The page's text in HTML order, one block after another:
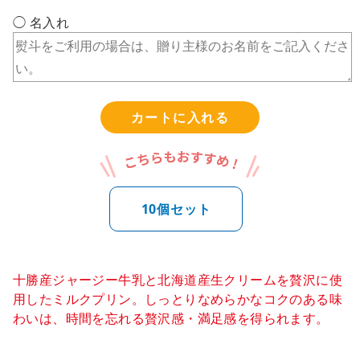
◯ 名入れ
カートに入れる
10個セット
十勝産ジャージー牛乳と北海道産生クリームを贅沢に使
用したミルクプリン。しっとりなめらかなコクのある味
わいは、時間を忘れる贅沢感・満足感を得られます。